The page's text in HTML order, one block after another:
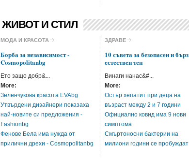
ЖИВОТ И СТИЛ
Intro Items
Show Image
МОДА И КРАСОТА
Борба за независимост -
Cosmopolitanbg
Ето защо добр&...
More:
Зеленчукова красота EVAbg
Утвърдени дизайнери показаха
най-новите си предложения -
Fashionbg
Фенове Бела има нужда от
прилични дрехи - Cosmopolitanbg
ЗДРАВЕ
10 съвета за безопасен и бърз
естествен тен
Винаги нанас&#...
More:
Остър хепатит при деца на
възраст между 2 и 7 години
Официално ковид има 9 нови
симптома
Смъртоносни бактерии на
милиони години се пробуждат